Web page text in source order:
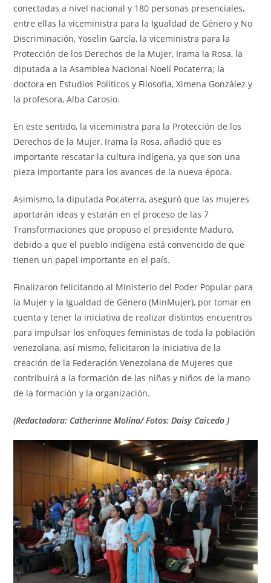
conectadas a nivel nacional y 180 personas presenciales,
entre ellas la viceministra para la Igualdad de Género y No
Discriminación, Yoselin García, la viceministra para la
Protección de los Derechos de la Mujer, Irama la Rosa, la
diputada a la Asamblea Nacional Noelí Pocaterra; la
doctora en Estudios Políticos y Filosofía, Ximena González y
la profesora, Alba Carosio.
En este sentido, la viceministra para la Protección de los
Derechos de la Mujer, Irama la Rosa, añadió que es
importante rescatar la cultura indígena, ya que son una
pieza importante para los avances de la nueva época.
Asimismo, la diputada Pocaterra, aseguró que las mujeres
aportarán ideas y estarán en el proceso de las 7
Transformaciones que propuso el presidente Maduro,
debido a que el pueblo indígena está convencido de que
tienen un papel importante en el país.
Finalizaron felicitando al Ministerio del Poder Popular para
la Mujer y la Igualdad de Género (MinMujer), por tomar en
cuenta y tener la iniciativa de realizar distintos encuentros
para impulsar los enfoques feministas de toda la población
venezolana, así mismo, felicitaron la iniciativa de la
creación de la Federación Venezolana de Mujeres que
contribuirá a la formación de las niñas y niños de la mano
de la formación y la organización.
(Redactadora: Catherinne Molina/ Fotos: Daisy Caicedo )